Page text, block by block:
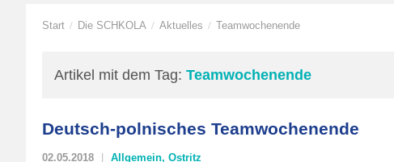
Start / Die SCHKOLA / Aktuelles / Teamwochenende
Artikel mit dem Tag: Teamwochenende
Deutsch-polnisches Teamwochenende
02.05.2018 Allgemein, Ostritz